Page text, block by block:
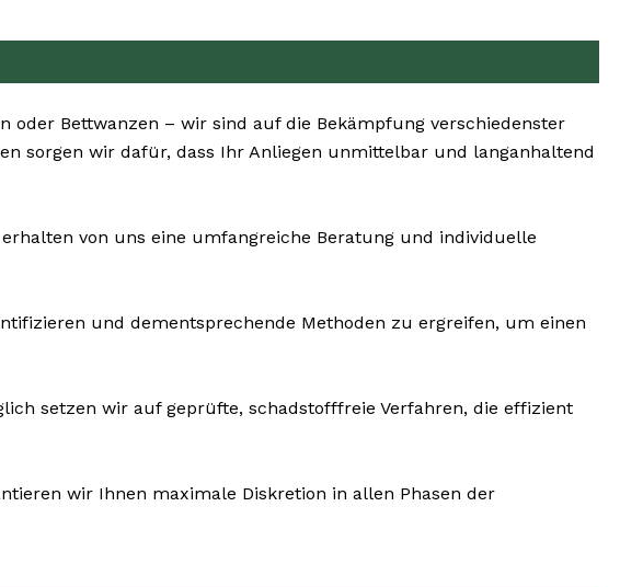
oder Bettwanzen – wir sind auf die Bekämpfung verschiedenster
sorgen wir dafür, dass Ihr Anliegen unmittelbar und langanhaltend
von uns eine umfangreiche Beratung und individuelle
und dementsprechende Methoden zu ergreifen, um einen
setzen wir auf geprüfte, schadstofffreie Verfahren, die effizient
wir Ihnen maximale Diskretion in allen Phasen der